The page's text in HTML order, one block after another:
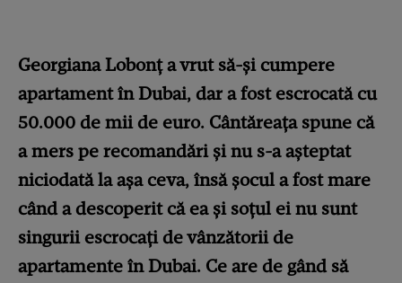
Georgiana Lobonț a vrut să-și cumpere
apartament în Dubai, dar a fost escrocată cu
50.000 de mii de euro. Cântăreața spune că
a mers pe recomandări și nu s-a așteptat
niciodată la așa ceva, însă șocul a fost mare
când a descoperit că ea și soțul ei nu sunt
singurii escrocați de vânzătorii de
apartamente în Dubai. Ce are de gând să